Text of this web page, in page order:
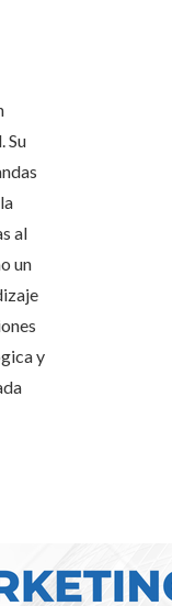
Su
al
un
y